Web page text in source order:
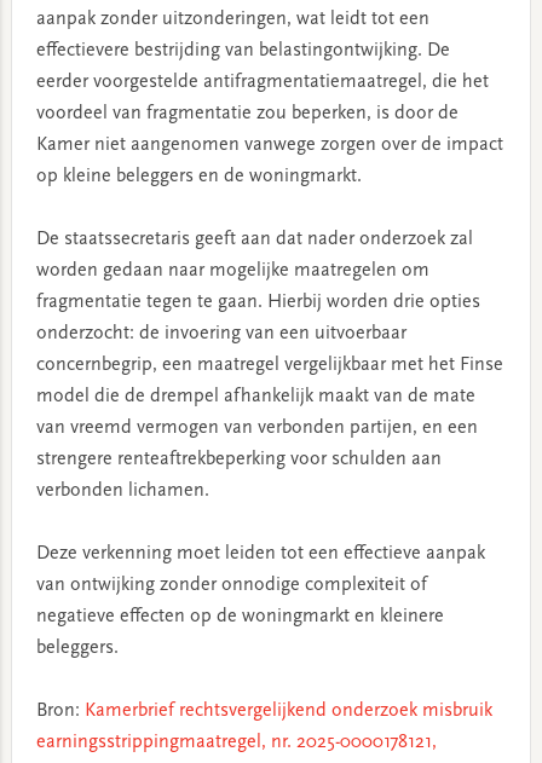
aanpak zonder uitzonderingen, wat leidt tot een
effectievere bestrijding van belastingontwijking. De
eerder voorgestelde antifragmentatiemaatregel, die het
voordeel van fragmentatie zou beperken, is door de
Kamer niet aangenomen vanwege zorgen over de impact
op kleine beleggers en de woningmarkt.
De staatssecretaris geeft aan dat nader onderzoek zal
worden gedaan naar mogelijke maatregelen om
fragmentatie tegen te gaan. Hierbij worden drie opties
onderzocht: de invoering van een uitvoerbaar
concernbegrip, een maatregel vergelijkbaar met het Finse
model die de drempel afhankelijk maakt van de mate
van vreemd vermogen van verbonden partijen, en een
strengere renteaftrekbeperking voor schulden aan
verbonden lichamen.
Deze verkenning moet leiden tot een effectieve aanpak
van ontwijking zonder onnodige complexiteit of
negatieve effecten op de woningmarkt en kleinere
beleggers.
Bron: Kamerbrief rechtsvergelijkend onderzoek misbruik
earningsstrippingmaatregel, nr. 2025-0000178121,